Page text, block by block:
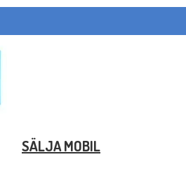
SÄLJA MOBIL